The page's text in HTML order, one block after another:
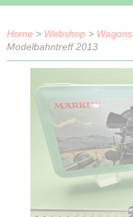
Home > Webshop > Wagons
Modelbahntreff 2013